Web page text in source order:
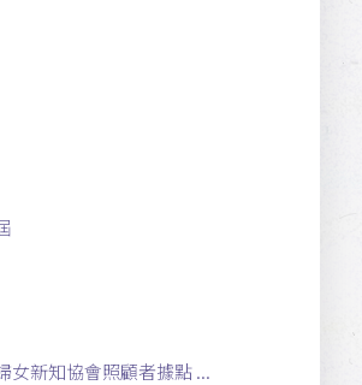
女新知協會照顧者據點 ...